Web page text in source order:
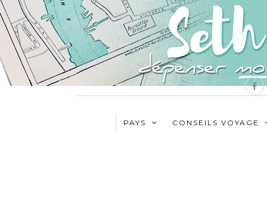
PAYS CONSEILS VOYAGE